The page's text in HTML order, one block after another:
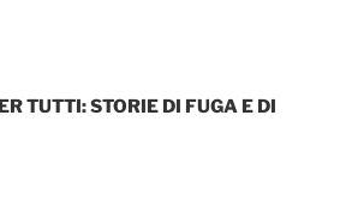
TUTTI: STORIE DI FUGA E DI